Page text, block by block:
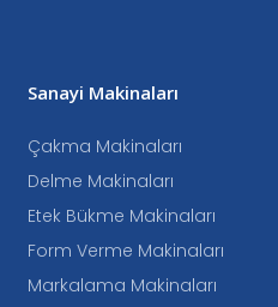
Sanayi Makinaları
Çakma Makinaları
Delme Makinaları
Etek Bükme Makinaları
Form Verme Makinaları
Markalama Makinaları